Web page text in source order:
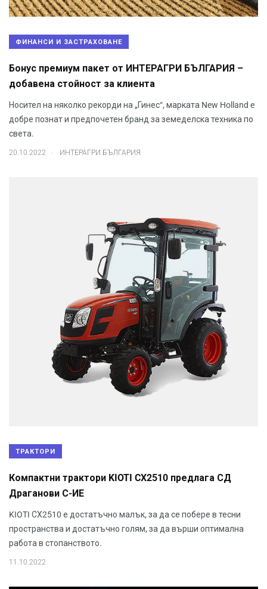
ФИНАНСИ И ЗАСТРАХОВАНЕ
Бонус премиум пакет от ИНТЕРАГРИ БЪЛГАРИЯ –
добавена стойност за клиента
Носител на няколко рекорди на „Гинес“, марката New Holland e
добре познат и предпочетен бранд за земеделска техника по
света.
20.10.2022 . ИНТЕРАГРИ БЪЛГАРИЯ
ТРАКТОРИ
Компактни трактори KIOTI CX2510 предлага СД
Драганови С-ИЕ
KIOTI СХ2510 е достатъчно малък, за да се побере в тесни
пространства и достатъчно голям, за да върши оптимална
работа в стопанството.
11.10.2022